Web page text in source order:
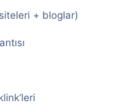
+ bloglar)